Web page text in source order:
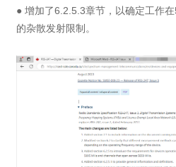
● 增加了6.2.5.3章节，以确定工作
的杂散发射限制。